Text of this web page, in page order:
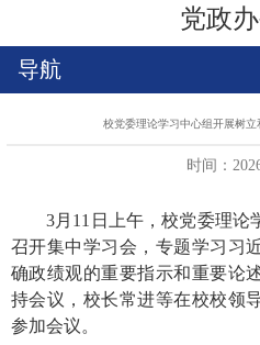
党政
导航
校党委理论学习中心组开展树
时间：
3月11日上午，校党委理论
召开集中学习会，专题学习习
确政绩观的重要指示和重要论
持会议，校长常进等在校校领
参加会议。